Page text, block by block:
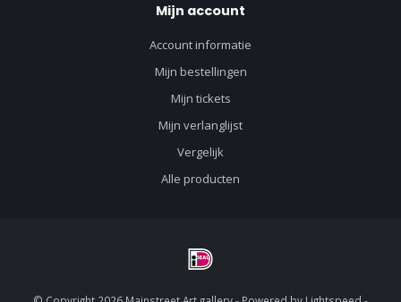
Mijn account
Account informatie
Mijn bestellingen
Mijn tickets
Mijn verlanglijst
Vergelijk
Alle producten